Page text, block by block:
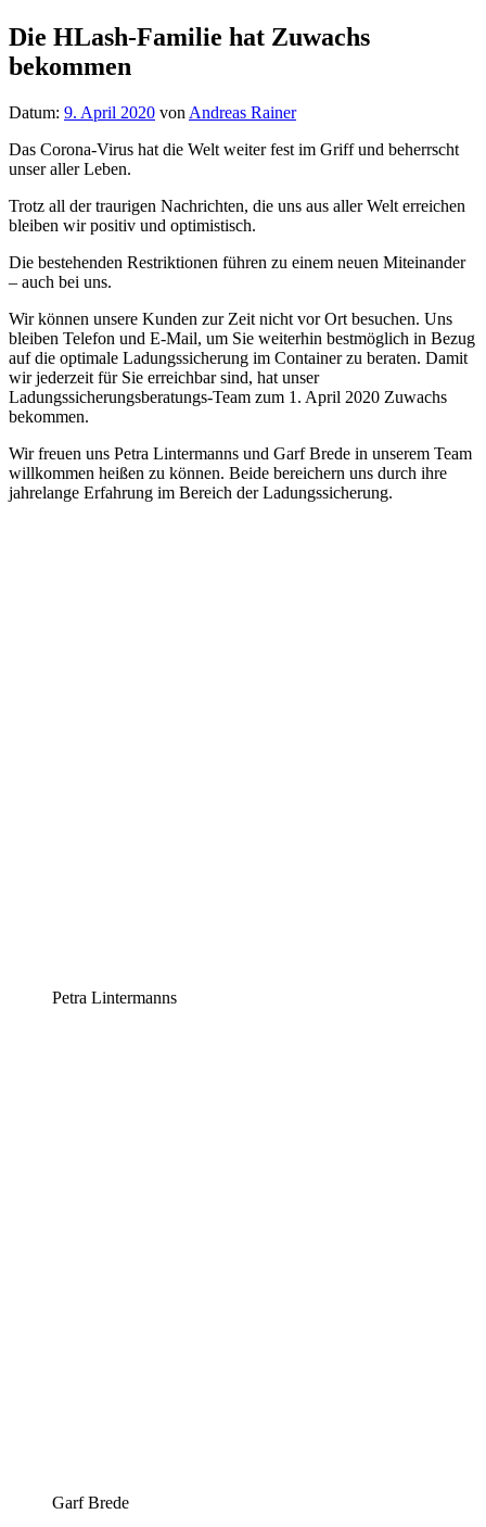
Die HLash-Familie hat Zuwachs
bekommen
Datum: 9. April 2020 von Andreas Rainer
Das Corona-Virus hat die Welt weiter fest im Griff und beherrscht
unser aller Leben.
Trotz all der traurigen Nachrichten, die uns aus aller Welt erreichen
bleiben wir positiv und optimistisch.
Die bestehenden Restriktionen führen zu einem neuen Miteinander
– auch bei uns.
Wir können unsere Kunden zur Zeit nicht vor Ort besuchen. Uns
bleiben Telefon und E-Mail, um Sie weiterhin bestmöglich in Bezug
auf die optimale Ladungssicherung im Container zu beraten. Damit
wir jederzeit für Sie erreichbar sind, hat unser
Ladungssicherungsberatungs-Team zum 1. April 2020 Zuwachs
bekommen.
Wir freuen uns Petra Lintermanns und Garf Brede in unserem Team
willkommen heißen zu können. Beide bereichern uns durch ihre
jahrelange Erfahrung im Bereich der Ladungssicherung.
Petra Lintermanns
Garf Brede